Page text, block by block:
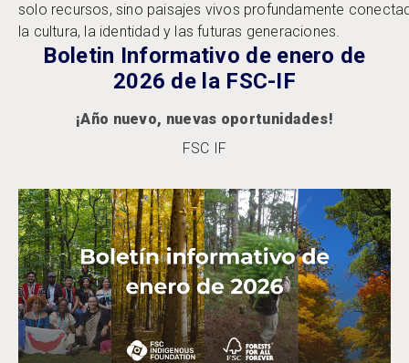
solo recursos, sino paisajes vivos profundamente
la cultura, la identidad y las futuras generaciones.
Boletin Informativo de enero de
2026 de la FSC-IF
¡Año nuevo, nuevas oportunidades!
FSC IF